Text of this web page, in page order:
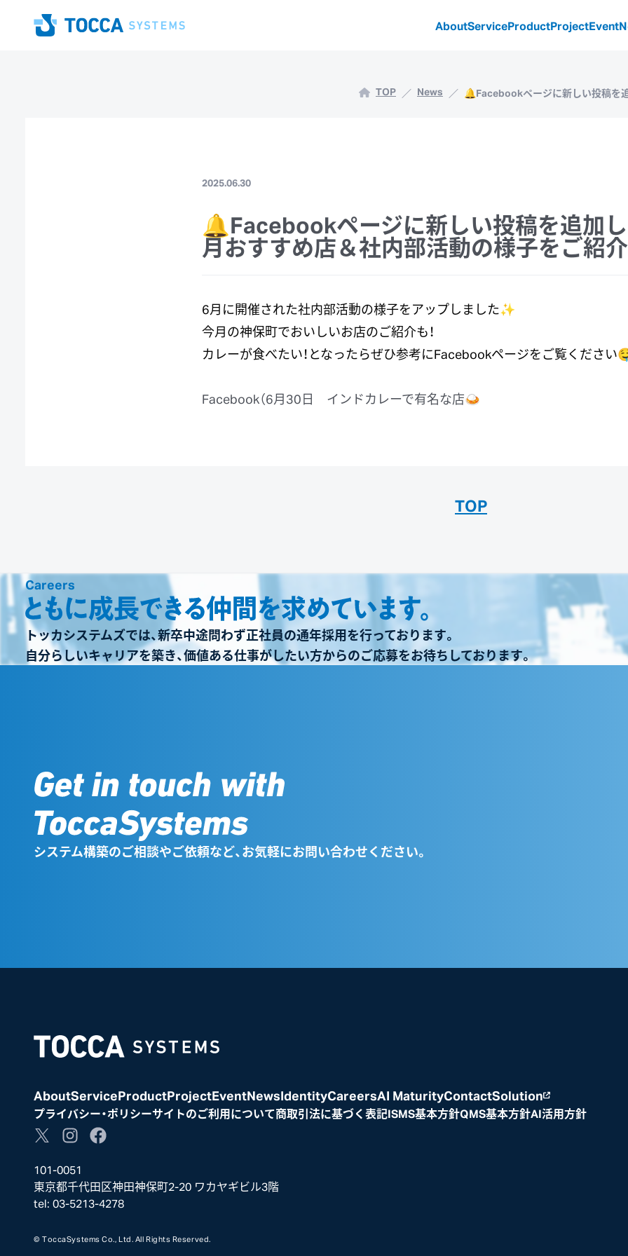
Home AboutServiceProductProjectEvent
TOP News 🔔Facebookページに新しい投稿を
2025.06.30
🔔Facebookページに新しい投稿を追加し
月おすすめ店＆社内部活動の様子をご紹
6月に開催された社内部活動の様子をアップしました✨
今月の神保町でおいしいお店のご紹介も！
カレーが食べたい！となったらぜひ参考にFacebookページをご覧ください
Facebook（6月30日 インドカレーで有名な店🍛
TOP
Careers
トッカシステムズでは、新卒中途問わず正社員の通年採用を行っております。
自分らしいキャリアを築き、価値ある仕事がしたい方からのご応募をお待ちしております。
システム構築のご相談やご依頼など、お気軽にお問い合わせください。
Home
AboutServiceProductProjectEventNewsIdentityCareersAI MaturityContactSolution
プライバシー・ポリシーサイトのご利用について商取引法に基づく表記ISMS基本方針QMS基本方針AI活用方針
101-0051
東京都千代田区神田神保町2-20 ワカヤギビル3階
tel: 03-5213-4278
© ToccaSystems Co., Ltd. All Rights Reserved.